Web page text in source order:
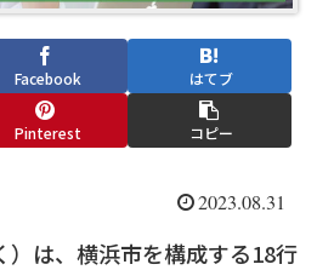
Facebook はてブ
Pinterest コピー
2023.08.31
）は、横浜市を構成する18行